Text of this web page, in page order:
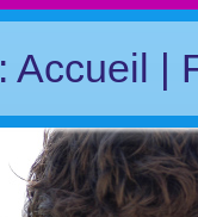
Accueil |